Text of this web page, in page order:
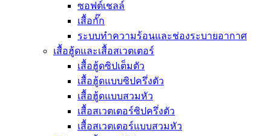
ซอฟต์เชลล์
เสื้อกั๊ก
ระบบทำความร้อนและช่องระบายอากาศ
เสื้อฮู้ดและเสื้อสเวตเตอร์
เสื้อฮู้ดซิปเต็มตัว
เสื้อฮู้ดแบบซิปครึ่งตัว
เสื้อฮู้ดแบบสวมหัว
เสื้อสเวตเตอร์ซิปครึ่งตัว
เสื้อสเวตเตอร์แบบสวมหัว